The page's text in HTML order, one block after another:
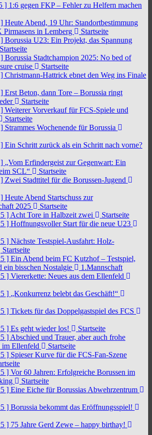
] 1:6 gegen FKP – Fehler zu Helfern machen
Heute Abend, 19 Uhr: Standortbestimmung
Pirmasens in Lemberg
Startseite
Borussia U23: Ein Projekt, das Spannung
Startseite
Borussia Stadtchampion 2025: No bed of
cruise
Startseite
Christmann-Hattrick ebnet den Weg ins Finale
Erst Beton, dann Tore – Borussia ringt
Startseite
Weiterer Vorverkauf für FCS-Spiele und
Startseite
Strammes Wochenende für Borussia
Ein Schritt zurück als ein Schritt nach vorne?
„Vom Erfindergeist zur Gegenwart: Ein
SCL“
Startseite
Zwei Stadttitel für die Borussen-Jugend
Heute Abend Startschuss zur
2025
Startseite
] Acht Tore in Halbzeit zwei
Startseite
] Hoffnungsvoller Start für die neue U23
] Nächste Testspiel-Ausfahrt: Holz-
Startseite
] Ein Abend beim FC Kutzhof – Testspiel,
ein bisschen Nostalgie
1.Mannschaft
] Viererkette: Neues aus dem Ellenfeld
] „Konkurrenz belebt das Geschäft!“
] Tickets für das Doppelgastspiel des FCS
] Es geht wieder los!
Startseite
] Abschied und Trauer, aber auch frohe
im Ellenfeld
Startseite
] Spieser Kurve für die FCS-Fan-Szene
] Vor 60 Jahren: Erfolgreiche Borussen im
Startseite
] Eine Eiche für Borussias Abwehrzentrum
] Borussia bekommt das Eröffnungsspiel!
] 75 Jahre Gerd Zewe – happy birthay!